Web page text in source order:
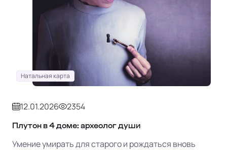
Натальная карта
12.01.2026 2354
Плутон в 4 доме: археолог души
Умение умирать для старого и рождаться вновь